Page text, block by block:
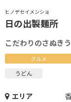
ヒノデセイメンショ
日の出製麺所
こだわりのさぬき
グルメ
うどん
エリア